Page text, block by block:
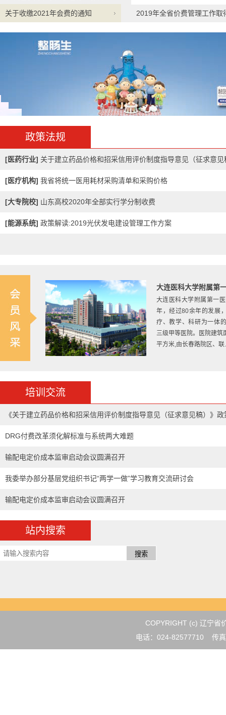
关于收缴2021年会费的通知 2019年全省价费管理工作取
政策法规
[医药行业] 关于建立药品价格和招采信用评价制度指导意见（征求意见
意见...
[医疗机构] 我省将统一医用耗材采购清单和采购价格
[大专院校] 山东高校2020年全部实行学分制收费
[能源系统] 政策解读:2019光伏发电建设管理工作方案
大连医科大学附属第
疗、教学、科研为一体
三级甲等医院。医院建筑
爱国主义光荣传统的大学
大连医科大学附属第
大连医科大学附属第一
年，经过80余年的发展
疗、教学、科研为一体
三级甲等医院。医院建筑
平方米,由长春路院区、联
任校长。“九•一八”事变
培训交流
《关于建立药品价格和招采信用评价制度指导意见（征求意见稿）》政
读
DRG付费改革须化解标准与系统两大难题
输配电定价成本监审启动会议圆满召开
我委举办部分基层党组织书记“两学一做”学习教育交流研讨会
输配电定价成本监审启动会议圆满召开
站内搜索
COPYRIGHT (c) 辽宁
电话：024-82577710 传